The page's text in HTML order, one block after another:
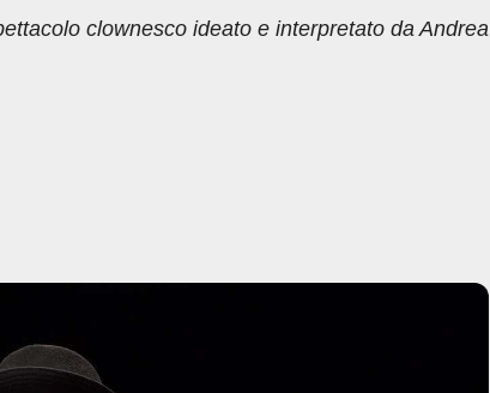
clownesco ideato e interpretato da Andrea